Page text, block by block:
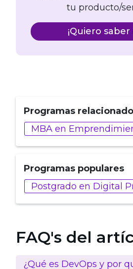
tu producto/
¡Quiero saber
Programas
MBA en
Programas populares
Postgrado en Digital
FAQ's del
¿Qué es DevOps y por